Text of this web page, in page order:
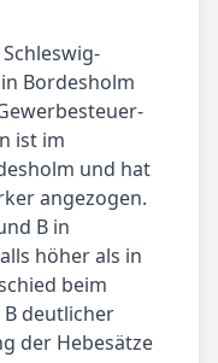
Bordesholm
ist im
und hat
angezogen.
B in
höher als in
beim
deutlicher
der Hebesätze